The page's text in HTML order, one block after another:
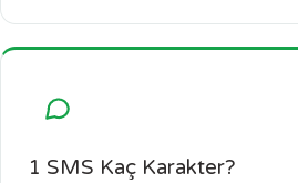
1 SMS Kaç Karakter?